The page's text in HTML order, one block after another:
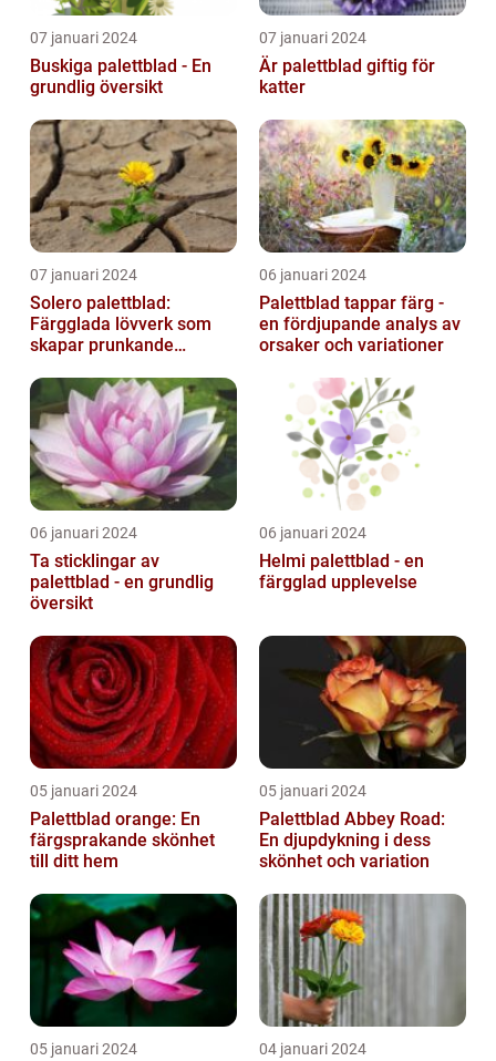
07 januari 2024
Buskiga palettblad - En
grundlig översikt
07 januari 2024
Är palettblad giftig för
katter
07 januari 2024
Solero palettblad:
Färgglada lövverk som
skapar prunkande
06 januari 2024
Palettblad tappar färg -
en fördjupande analys av
orsaker och variationer
06 januari 2024
Ta sticklingar av
palettblad - en grundlig
översikt
06 januari 2024
Helmi palettblad - en
färgglad upplevelse
05 januari 2024
Palettblad orange: En
färgsprakande skönhet
till ditt hem
05 januari 2024
Palettblad Abbey Road:
En djupdykning i dess
skönhet och variation
05 januari 2024 04 januari 2024